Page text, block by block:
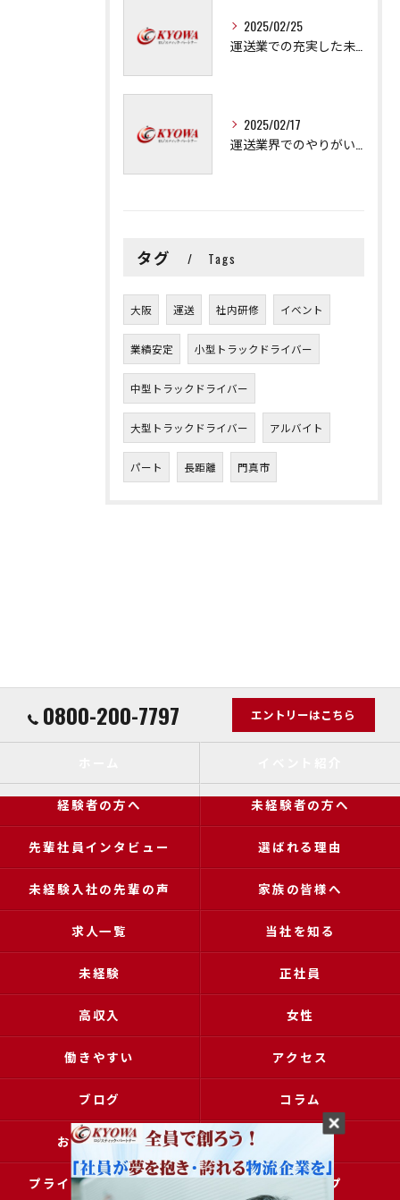
2025/02/25
2025/02/17
タグ Tags
大阪 運送 社内研修 イベント
業績安定 小型トラックドライバー
中型トラックドライバー
大型トラックドライバー アルバイト
パート 長距離 門真市
0800-200-7797 エントリーはこちら
経験者の方へ 未経験者の方へ
先輩社員インタビュー 選ばれる理由
未経験入社の先輩の声 家族の皆様へ
求人一覧 当社を知る
未経験 正社員
高収入 女性
働きやすい アクセス
ブログ コラム
お問い合わせ
プライバシーポリシー サイトマップ